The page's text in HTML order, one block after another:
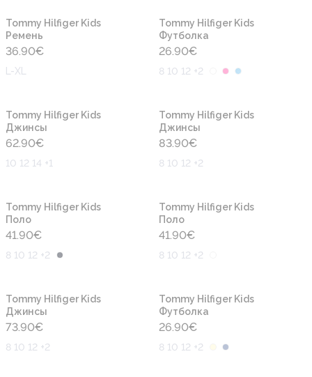
Tommy Hilfiger Kids
Ремень
36.90€
L-XL
Tommy Hilfiger Kids
Футболка
26.90€
8 10 12 +2
Tommy Hilfiger Kids
Джинсы
62.90€
10 12 14 +1
Tommy Hilfiger Kids
Джинсы
83.90€
8 10 12 +2
Tommy Hilfiger Kids
Поло
41.90€
8 10 12 +2
Tommy Hilfiger Kids
Поло
41.90€
8 10 12 +2
Tommy Hilfiger Kids
Джинсы
73.90€
8 10 12 +2
Tommy Hilfiger Kids
Футболка
26.90€
8 10 12 +2